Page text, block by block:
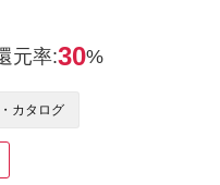
元率:30%
カタログ